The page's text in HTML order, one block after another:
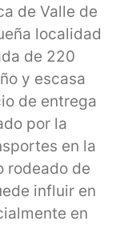
de Valle de
localidad
de 220
y escasa
de entrega
por la
en la
rodeado de
influir en
en